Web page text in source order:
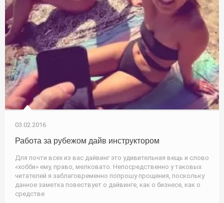
03.02.2016
Работа за рубежом дайв инструктором
Для почти всех из вас дайвинг это удивительная вещь и слово
«хобби» ему, право, мелковато. Непосредственно у таковых
читателей я заблаговременно попрошу прощения, поскольку
данное заметка повествует о дайвинге, как о бизнесе, как о
средстве